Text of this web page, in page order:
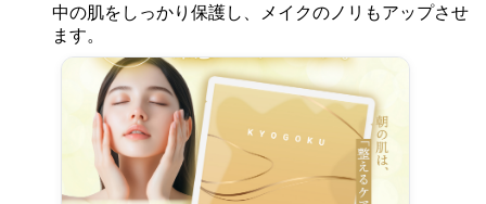
中の肌をしっかり保護し、メイクのノリもアップさせ
ます。